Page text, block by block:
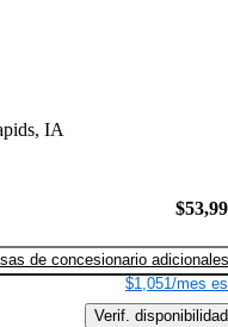
IA
de concesionario adicionales
$1,051/mes
Verif. disponibilidad